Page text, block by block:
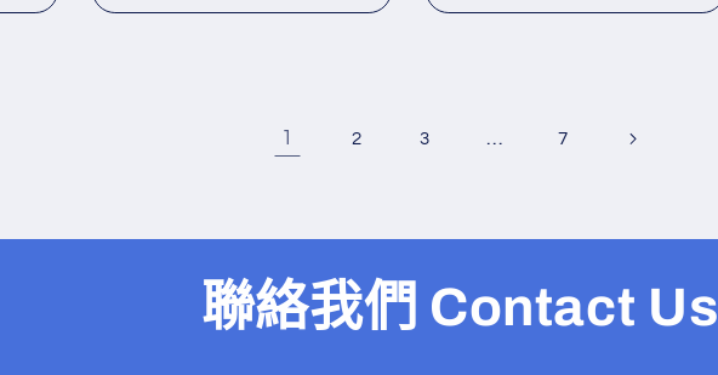
1 2 3 … 7
聯絡我們 Contact Us